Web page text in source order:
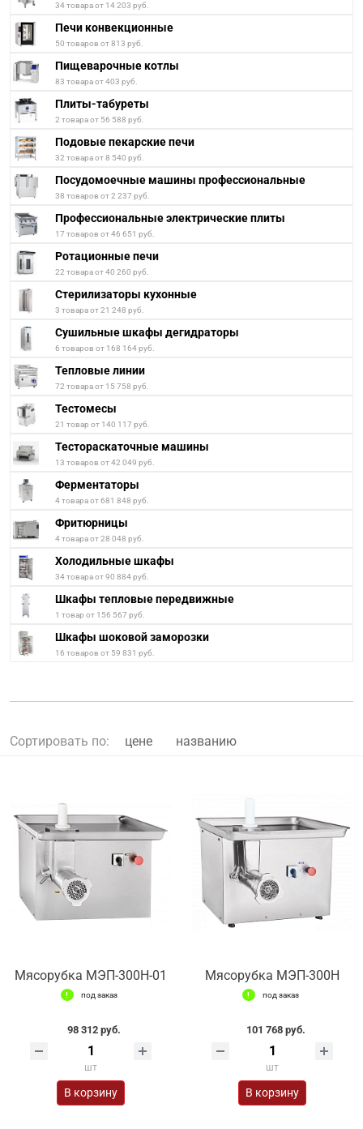
34 товара от 14 203 руб.
Печи конвекционные
50 товаров от 813 руб.
Пищеварочные котлы
83 товара от 403 руб.
Плиты-табуреты
2 товара от 56 588 руб.
Подовые пекарские печи
32 товара от 8 540 руб.
Посудомоечные машины профессиональные
38 товаров от 2 237 руб.
Профессиональные электрические плиты
17 товаров от 46 651 руб.
Ротационные печи
22 товара от 40 260 руб.
Стерилизаторы кухонные
3 товара от 21 248 руб.
Сушильные шкафы дегидраторы
6 товаров от 168 164 руб.
Тепловые линии
72 товара от 15 758 руб.
Тестомесы
21 товар от 140 117 руб.
Тестораскаточные машины
13 товаров от 42 049 руб.
Ферментаторы
4 товара от 681 848 руб.
Фритюрницы
4 товара от 28 048 руб.
Холодильные шкафы
34 товара от 90 884 руб.
Шкафы тепловые передвижные
1 товар от 156 567 руб.
Шкафы шоковой заморозки
16 товаров от 59 831 руб.
Сортировать по: цене названию
Мясорубка МЭП-300Н-01
под заказ
98 312 руб.
шт
В корзину
Мясорубка МЭП-300Н
под заказ
101 768 руб.
шт
В корзину